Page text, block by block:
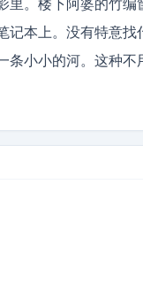
里。楼下阿婆的竹编
记本上。没有特意找
条小小的河。这种不